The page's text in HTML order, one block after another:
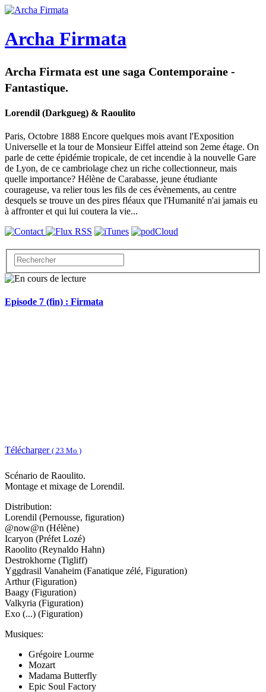
Archa Firmata
Archa Firmata est une saga Contemporaine -
Fantastique.
Lorendil (Darkgueg) & Raoulito
Paris, Octobre 1888 Encore quelques mois avant l'Exposition
Universelle et la tour de Monsieur Eiffel atteind son 2eme étage. On
parle de cette épidémie tropicale, de cet incendie à la nouvelle Gare
de Lyon, de ce cambriolage chez un riche collectionneur, mais
quelle importance? Hélène de Carabasse, jeune étudiante
courageuse, va relier tous les fils de ces évènements, au centre
desquels se trouve un des pires fléaux que l'Humanité n'ai jamais eu
à affronter et qui lui coutera la vie...
Episode 7 (fin) : Firmata
Télécharger ( 23 Mo )
Scénario de Raoulito.
Montage et mixage de Lorendil.
Distribution:
Lorendil (Pernousse, figuration)
@now@n (Hélène)
Icaryon (Préfet Lozé)
Raoolito (Reynaldo Hahn)
Destrokhorne (Tigliff)
Yggdrasil Vanaheim (Fanatique zélé, Figuration)
Arthur (Figuration)
Baagy (Figuration)
Valkyria (Figuration)
Exo (...) (Figuration)
Musiques:
Grégoire Lourme
Mozart
Madama Butterfly
Epic Soul Factory